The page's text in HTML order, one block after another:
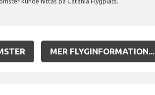
MER FLYGINFORMATION...